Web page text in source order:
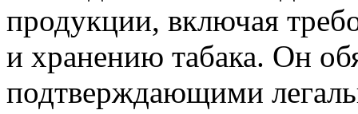
продукции, включая
и хранению табака. Он
подтверждающими